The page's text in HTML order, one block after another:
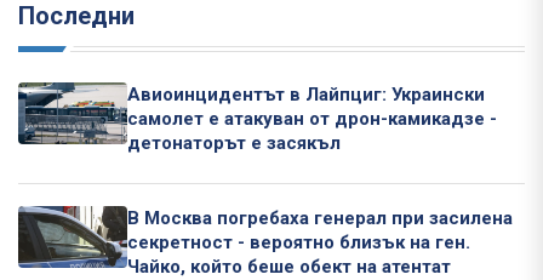
Последни
Авиоинцидентът в Лайпциг: Украински
самолет е атакуван от дрон-камикадзе -
детонаторът е засякъл
В Москва погребаха генерал при засилена
секретност - вероятно близък на ген.
Чайко, който беше обект на атентат